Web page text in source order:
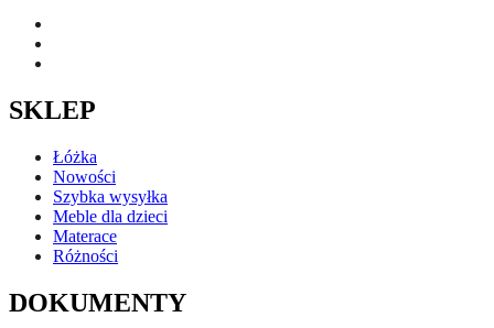
SKLEP
Łóżka
Nowości
Szybka wysyłka
Meble dla dzieci
Materace
Różności
DOKUMENTY